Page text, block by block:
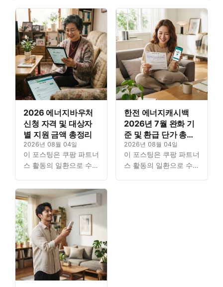
2026 에너지바우처
신청 자격 및 대상자
별 지원 금액 총정리
2026년 08월 04일
이 포스팅은 쿠팡 파트너
스 활동의 일환으로 수수
다. Contents1. 생계급여
신청 자격과 금액 –
2026 정리: 제도의 정의
와 ... Read…
한전 에너지캐시백
2026년 7월 완화 기
준 및 환급 단가 총정
리
2026년 08월 04일
이 포스팅은 쿠팡 파트너
스 활동의 일환으로 수수